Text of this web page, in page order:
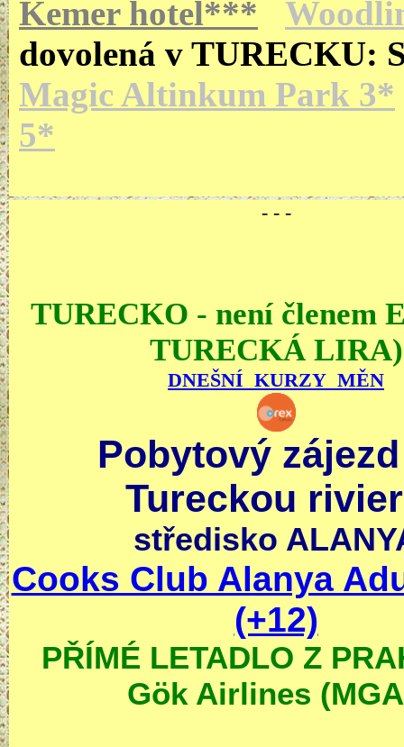
Kemer hotel***
dovolená v TURECKU:
Magic Altinkum Park 3*
5*
- - -
TURECKO - není členem
TURECKÁ LIRA)
DNEŠNÍ KURZY MĚN
Pobytový
Tureckou
středisko
Cooks Club Alanya
(+12)
PŘÍMÉ LETADLO Z
Gök Airlines